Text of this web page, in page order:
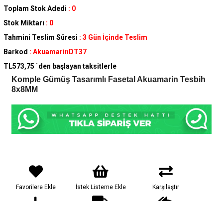
Toplam Stok Adedi : 0
Stok Miktarı : 0
Tahmini Teslim Süresi : 3 Gün İçinde Teslim
Barkod : AkuamarinDT37
TL573,75 `den başlayan taksitlerle
Komple Gümüş Tasarımlı Fasetal Akuamarin Tesbih
8x8MM
Favorilere Ekle İstek Listeme Ekle Karşılaştır